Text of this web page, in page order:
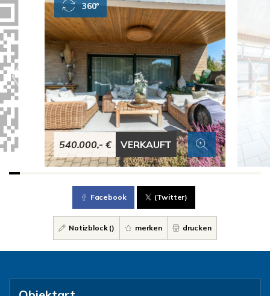
540.000,- € VERKAUFT
360°
Facebook (Twitter)
Notizblock () merken drucken